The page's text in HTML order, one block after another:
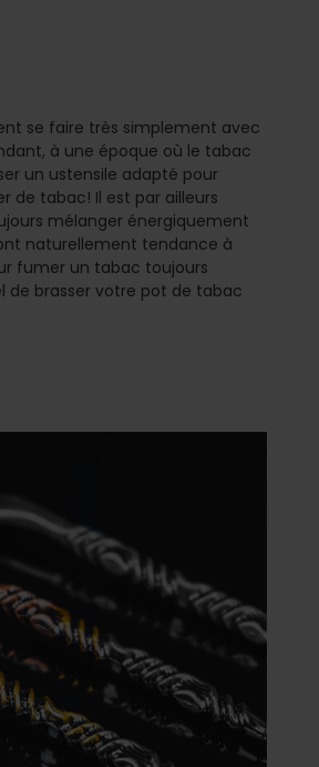
se faire très simplement avec
à une époque où le tabac
un ustensile adapté pour
de tabac! Il est par ailleurs
mélanger énergiquement
naturellement tendance à
fumer un tabac toujours
de brasser votre pot de tabac